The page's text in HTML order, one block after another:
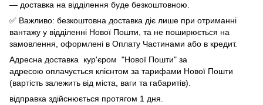
— доставка на відділення буде безкоштовною.
✅ Важливо: безкоштовна доставка діє лише при отриманні
вантажу у відділенні Нової Пошти, та не поширюється на
замовлення, оформлені в Оплату Частинами або в кредит.
Адресна доставка кур'єром "Нової Пошти" за
адресою оплачується клієнтом за тарифами Нової Пошти
(вартість залежить від міста, ваги та габаритів).
відправка здійснюється протягом 1 дня.